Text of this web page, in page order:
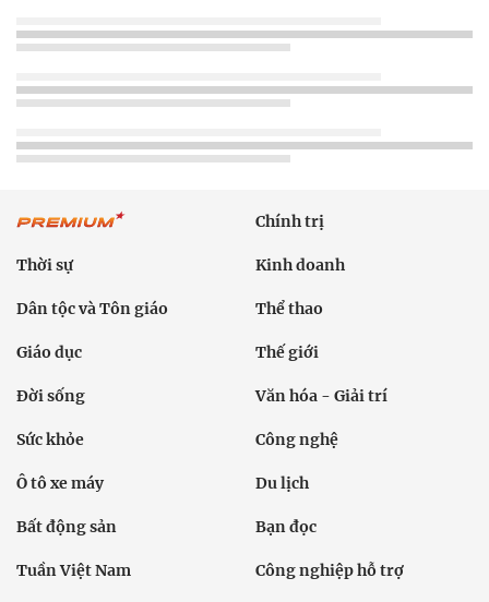
Chính trị
Thời sự Kinh doanh
Dân tộc và Tôn giáo Thể thao
Giáo dục Thế giới
Đời sống Văn hóa - Giải trí
Sức khỏe Công nghệ
Ô tô xe máy Du lịch
Bất động sản Bạn đọc
Tuần Việt Nam Công nghiệp hỗ trợ